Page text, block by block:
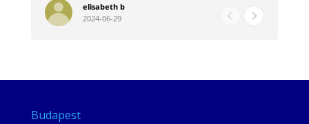
pour les restaurants . A la fin de notre séjour
nous étions plus avec une amie qu' une guide
elisabeth b
2024-06-29
Budapest